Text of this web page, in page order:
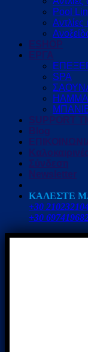
Pool
ESHOP
ΕΡΓΑ
SPA
SUPPORT
Blog
Σύνδεση
Newsletter
ΚΑΛΕΣΤΕ
+30
+30